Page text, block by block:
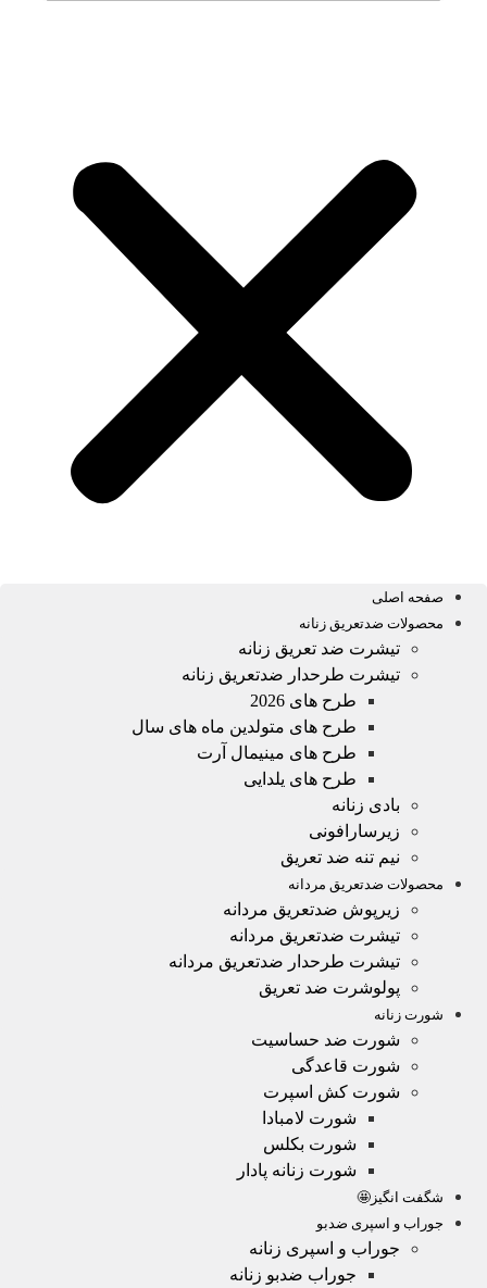
صفحه اصلی
محصولات ضدتعریق زنانه
تیشرت ضد تعریق زنانه
تیشرت طرحدار ضدتعریق زنانه
طرح های 2026
طرح های متولدین ماه های سال
طرح های مینیمال آرت
طرح های یلدایی
بادی زنانه
زیرسارافونی
نیم تنه ضد تعریق
محصولات ضدتعریق مردانه
زیرپوش ضدتعریق مردانه
تیشرت ضدتعریق مردانه
تیشرت طرحدار ضدتعریق مردانه
پولوشرت ضد تعریق
شورت زنانه
شورت ضد حساسیت
شورت قاعدگی
شورت کش اسپرت
شورت لامبادا
شورت بکلس
شورت زنانه پادار
شگفت انگیز🤩
جوراب و اسپری ضدبو
جوراب و اسپری زنانه
جوراب ضدبو زنانه